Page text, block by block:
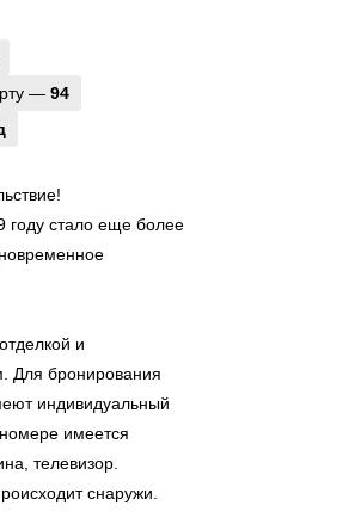
— 94
году стало еще более
и
Для бронирования
индивидуальный
имеется
телевизор.
снаружи.